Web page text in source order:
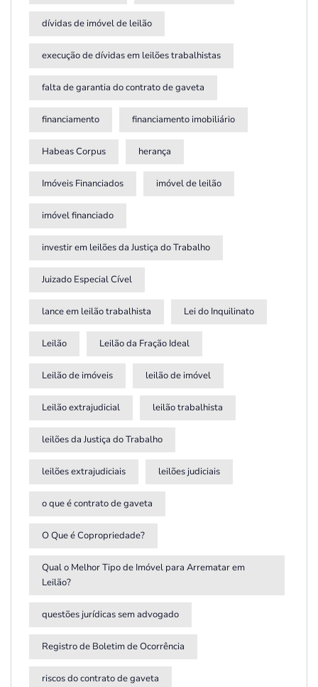
dívidas de imóvel de leilão
execução de dívidas em leilões trabalhistas
falta de garantia do contrato de gaveta
financiamento financiamento imobiliário
Habeas Corpus herança
Imóveis Financiados imóvel de leilão
imóvel financiado
investir em leilões da Justiça do Trabalho
Juizado Especial Cível
lance em leilão trabalhista Lei do Inquilinato
Leilão Leilão da Fração Ideal
Leilão de imóveis leilão de imóvel
Leilão extrajudicial leilão trabalhista
leilões da Justiça do Trabalho
leilões extrajudiciais leilões judiciais
o que é contrato de gaveta
O Que é Copropriedade?
Qual o Melhor Tipo de Imóvel para Arrematar em
Leilão?
questões jurídicas sem advogado
Registro de Boletim de Ocorrência
riscos do contrato de gaveta